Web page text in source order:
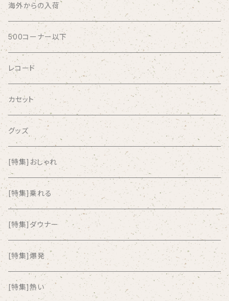
ABSOLUTE LOSERS
AFRICA
AGU
AIRCRAFT
airlie
AKUTAGAWA FANCLUB
ALKASILKA
all about paradise
ALL ITEM 10 TIMES
Amia Calva
海外からの入荷
500コーナー以下
レコード
カセット
グッズ
[特集]おしゃれ
[特集]乗れる
[特集]ダウナー
[特集]爆発
[特集]熱い